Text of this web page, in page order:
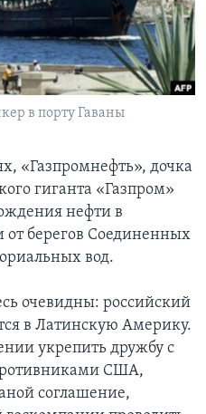
в порту Гаваны
«Газпромнефть», дочка
гиганта «Газпром»
нефти в
от берегов Соединенных
вод.
очевидны: российский
в Латинскую Америку.
укрепить дружбу с
США,
соглашение,